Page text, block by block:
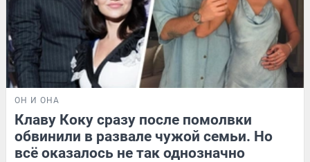
ОН И ОНА
Клаву Коку сразу после помолвки
обвинили в развале чужой семьи. Но
всё оказалось не так однозначно